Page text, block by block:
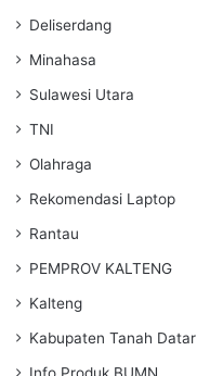
Deliserdang
Minahasa
Sulawesi Utara
TNI
Olahraga
Rekomendasi Laptop
Rantau
PEMPROV KALTENG
Kalteng
Kabupaten Tanah Datar